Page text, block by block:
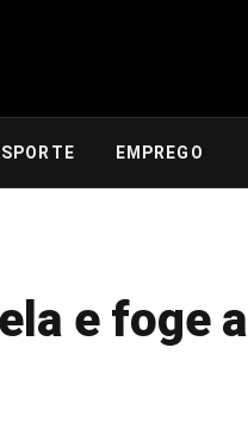
EMPREGO
e foge a